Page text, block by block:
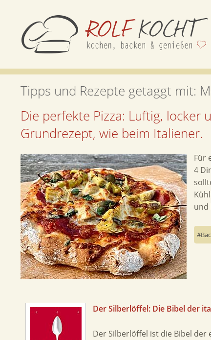
Tipps und Rezepte getaggt mit:
Die perfekte Pizza: Luftig, locker
Grundrezept, wie beim Italiener.
Für
4
und
Der Silberlöffel: Die Bibel der
Der Silberlöffel ist die Bibel der